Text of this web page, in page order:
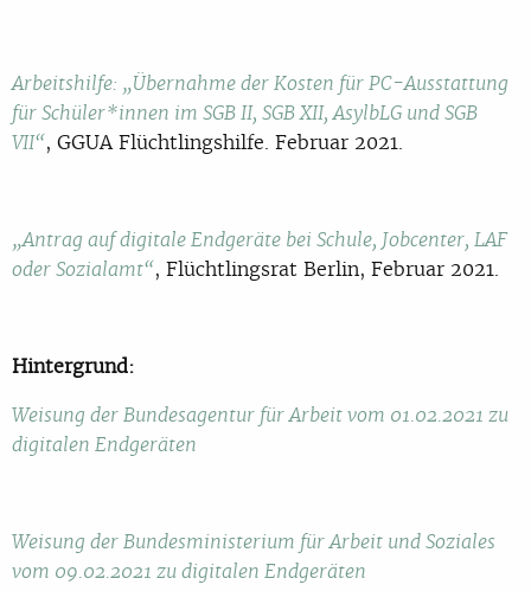
Arbeitshilfe: „Übernahme der Kosten für PC-Ausstattung
für Schüler*innen im SGB II, SGB XII, AsylbLG und SGB
VII“, GGUA Flüchtlingshilfe. Februar 2021.
„Antrag auf digitale Endgeräte bei Schule, Jobcenter, LAF
oder Sozialamt“, Flüchtlingsrat Berlin, Februar 2021.
Hintergrund:
Weisung der Bundesagentur für Arbeit vom 01.02.2021 zu
digitalen Endgeräten
Weisung der Bundesministerium für Arbeit und Soziales
vom 09.02.2021 zu digitalen Endgeräten